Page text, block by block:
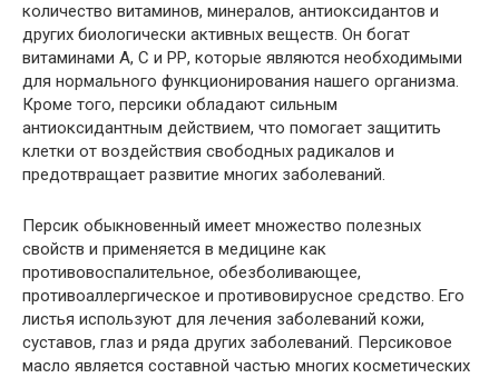
количество витаминов, минералов, антиоксидантов и
других биологически активных веществ. Он богат
витаминами А, С и РР, которые являются необходимыми
для нормального функционирования нашего организма.
Кроме того, персики обладают сильным
антиоксидантным действием, что помогает защитить
клетки от воздействия свободных радикалов и
предотвращает развитие многих заболеваний.
Персик обыкновенный имеет множество полезных
свойств и применяется в медицине как
противовоспалительное, обезболивающее,
противоаллергическое и противовирусное средство. Его
листья используют для лечения заболеваний кожи,
суставов, глаз и ряда других заболеваний. Персиковое
масло является составной частью многих косметических